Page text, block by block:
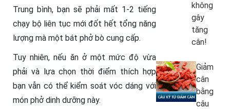
Trung bình, bạn sẽ phải mất 1-2 tiếng
chạy bộ liên tục mới đốt hết tổng năng
lượng mà một bát phở bò cung cấp.
Tuy nhiên, nếu ăn ở một mức độ vừa
phải và lựa chọn thời điểm thích hợp
bạn vẫn có thể kiểm soát vóc dáng với
món phở dinh dưỡng này.
không
gây
tăng
cân!
Giảm
cân
bằng
câu